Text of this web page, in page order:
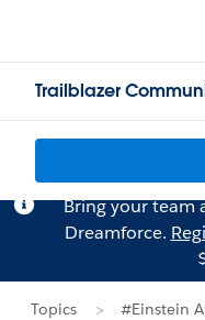
Trailblazer
Bring your team
Dreamforce.
Topics #Einstein